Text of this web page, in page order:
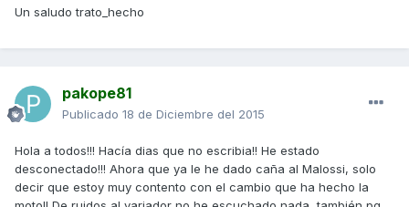
Un saludo trato_hecho
pakope81
Publicado 18 de Diciembre del 2015
Hola a todos!!! Hacía dias que no escribia!! He estado
desconectado!!! Ahora que ya le he dado caña al Malossi, solo
decir que estoy muy contento con el cambio que ha hecho la